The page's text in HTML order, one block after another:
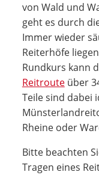
von Wald und
geht es durch
Immer wieder
Reiterhöfe
Rundkurs kann
Reitrouteüber
Teile sind dabei
Rheine oder
Bitte beachten
Tragen eines